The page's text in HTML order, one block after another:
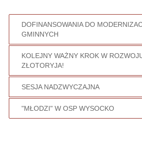
DOFINANSOWANIA DO
GMINNYCH
KOLEJNY WAŻNY KROK W
ZŁOTORYJA!
SESJA NADZWYCZAJNA
"MŁODZI" W OSP WYSOCKO